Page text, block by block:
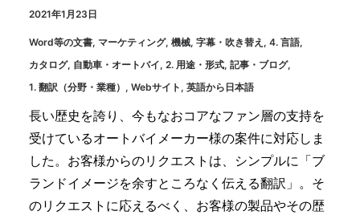
2021年1月23日
Word等の文書, マーケティング, 機械, 字幕・吹き替え , 4. 言語,
カタログ, 自動車・オートバイ, 2. 用途・形式, 記事・ブログ,
1. 翻訳（分野・業種） , Webサイト , 英語から日本語
長い歴史を誇り、今もなおコアなファン層の支持を
受けているオートバイメーカー様の案件に対応しま
した。お客様からのリクエストは、シンプルに「ブ
ランドイメージを余すところなく伝える翻訳」。そ
のリクエストに応えるべく、お客様の製品やその歴